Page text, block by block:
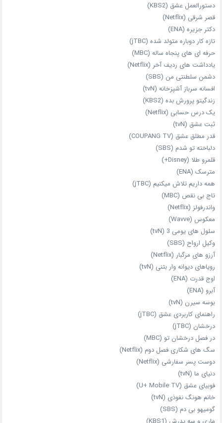
دستورالعمل عشق (KBS2)
قصر شرقی (Netflix)
دکتر جزیره (ENA)
تازه‌ کار دوباره‌ متولد شده (jTBC)
حرفه‌ ای‌ های پنجاه‌ ساله (MBC)
یادداشت‌ های ردیف آخر (Netflix)
دشمن سلطنتی من (SBS)
افسانه سرباز آشپزخانه (tvN)
زندگیتو پرورش بده (KBS2)
یک درس حسابی (Netflix)
ثبت عشق (tvN)
قدر مطلق عشق (COUPANG TV)
دلباخته تو شدم (SBS)
قلمرو طلا (Disney+)
مترسک (ENA)
همه داریم تلاش میکنیم (jTBC)
تاج بی‌ نقص (MBC)
واندرفولز (Netflix)
معکوس (Wavve)
سلول های یومی 3 (tvN)
وکیل ارواح (SBS)
آرزو های مرگبار (Netflix)
رویاهای دیوانه‌ وار بتنی (tvN)
اوج قدرت (ENA)
آبرو (ENA)
بوسه سیرن (tvN)
راهنمای کاربردی عشق (jTBC)
درخشان (jTBC)
در فصل درخشان تو (MBC)
سگ های شکاری فصل دوم (Netflix)
دوست‌ پسر سفارشی (Netflix)
دنیای ما (tvN)
فوبیای عشق (U+ Mobile TV)
خانم هونگ نفوذی (tvN)
گومیهو بی دم (SBS)